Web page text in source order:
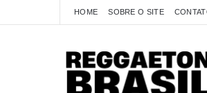
HOME SOBRE O SITE